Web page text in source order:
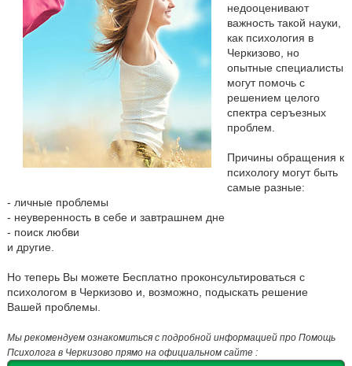
недооценивают
важность такой науки,
как психология в
Черкизово, но
опытные специалисты
могут помочь с
решением целого
спектра серъезных
проблем.
Причины обращения к
психологу могут быть
самые разные:
- личные проблемы
- неуверенность в себе и завтрашнем дне
- поиск любви
и другие.
Но теперь Вы можете Бесплатно проконсультироваться с
психологом в Черкизово и, возможно, подыскать решение
Вашей проблемы.
Мы рекомендуем ознакомиться с подробной информацией про Помощь
Психолога в Черкизово прямо на официальном сайте :